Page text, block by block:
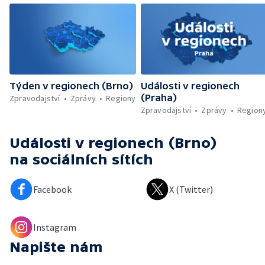
Týden v regionech (Brno)
Zpravodajství
Zprávy Regiony
Události v regionech
(Praha)
Zpravodajství
Zprávy
Události v regionech (Brno)
na sociálních sítích
Facebook X (Twitter)
Instagram
Napište nám